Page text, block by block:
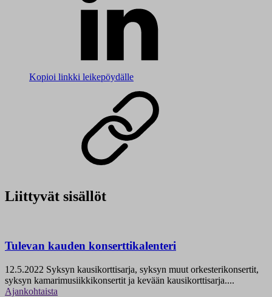
Kopioi linkki leikepöydälle
Liittyvät sisällöt
Tulevan kauden konserttikalenteri
12.5.2022 Syksyn kausikorttisarja, syksyn muut orkesterikonsertit,
syksyn kamarimusiikkikonsertit ja kevään kausikorttisarja....
Ajankohtaista